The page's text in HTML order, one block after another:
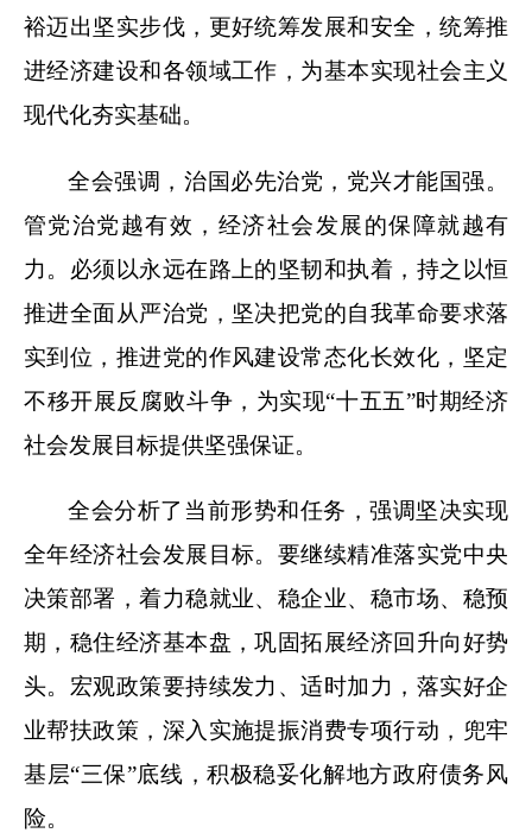
裕迈出坚实步伐，更好统筹发展和安全，统筹推
进经济建设和各领域工作，为基本实现社会主义
现代化夯实基础。
全会强调，治国必先治党，党兴才能国强。
管党治党越有效，经济社会发展的保障就越有
力。必须以永远在路上的坚韧和执着，持之以恒
推进全面从严治党，坚决把党的自我革命要求落
实到位，推进党的作风建设常态化长效化，坚定
不移开展反腐败斗争，为实现“十五五”时期经济
社会发展目标提供坚强保证。
全会分析了当前形势和任务，强调坚决实现
全年经济社会发展目标。要继续精准落实党中央
决策部署，着力稳就业、稳企业、稳市场、稳预
期，稳住经济基本盘，巩固拓展经济回升向好势
头。宏观政策要持续发力、适时加力，落实好企
业帮扶政策，深入实施提振消费专项行动，兜牢
基层“三保”底线，积极稳妥化解地方政府债务风
险。